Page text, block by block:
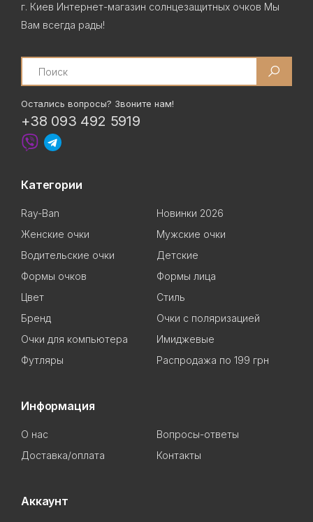
г. Киев Интернет-магазин солнцезащитных очков Мы
Вам всегда рады!
Search
Остались вопросы? Звоните нам!
+38 093 492 5919
Категории
Ray-Ban
Новинки 2026
Женские очки
Мужские очки
Водительские очки
Детские
Формы очков
Формы лица
Цвет
Стиль
Бренд
Очки с поляризацией
Очки для компьютера
Имиджевые
Футляры
Распродажа по 199 грн
Информация
О нас
Вопросы-ответы
Доставка/оплата
Контакты
Аккаунт